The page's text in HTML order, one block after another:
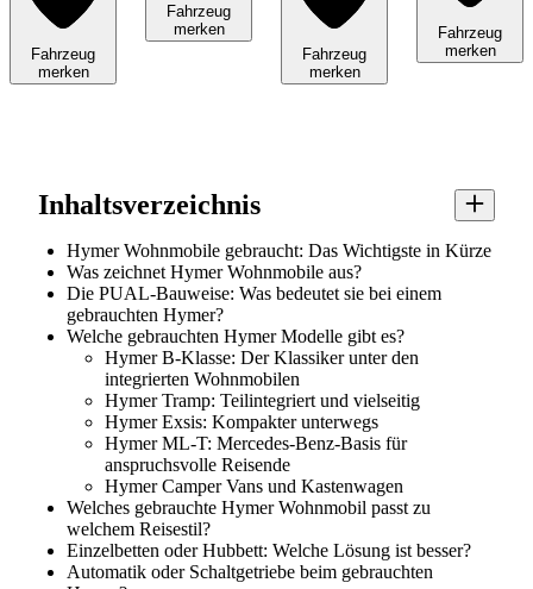
Fahrzeug
merken
Fahrzeug
merken
Fahrzeug
merken
Fahrzeug
merken
Inhaltsverzeichnis
Hymer Wohnmobile gebraucht: Das Wichtigste in Kürze
Was zeichnet Hymer Wohnmobile aus?
Die PUAL-Bauweise: Was bedeutet sie bei einem
gebrauchten Hymer?
Welche gebrauchten Hymer Modelle gibt es?
Hymer B-Klasse: Der Klassiker unter den
integrierten Wohnmobilen
Hymer Tramp: Teilintegriert und vielseitig
Hymer Exsis: Kompakter unterwegs
Hymer ML-T: Mercedes-Benz-Basis für
anspruchsvolle Reisende
Hymer Camper Vans und Kastenwagen
Welches gebrauchte Hymer Wohnmobil passt zu
welchem Reisestil?
Einzelbetten oder Hubbett: Welche Lösung ist besser?
Automatik oder Schaltgetriebe beim gebrauchten